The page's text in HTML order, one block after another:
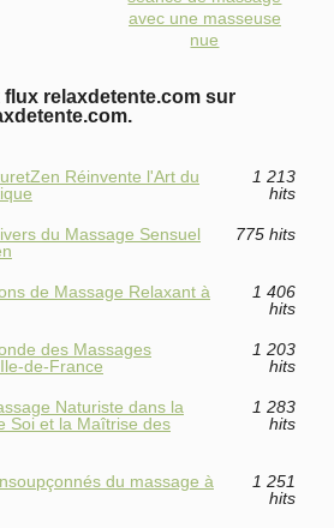
avec une masseuse
nue
relaxdetente.com sur
Réinvente l'Art du
1 213
hits
du Massage Sensuel
775 hits
de Massage Relaxant à
1 406
hits
des Massages
de-France
1 203
hits
Naturiste dans la
Soi et la Maîtrise des
1 283
hits
du massage à
1 251
hits